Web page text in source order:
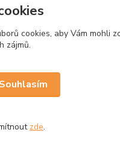
na Google mapu
cookies, aby Vám mohli
zájmů.
Souhlasím
zde.